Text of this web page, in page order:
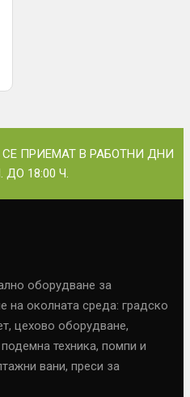
ПРИЕМАТ В РАБОТНИ ДНИ
ДО 18:00 Ч.
оборудване за
на околната среда: градско
цехово оборудване,
техника, помпи и
вани, преси за